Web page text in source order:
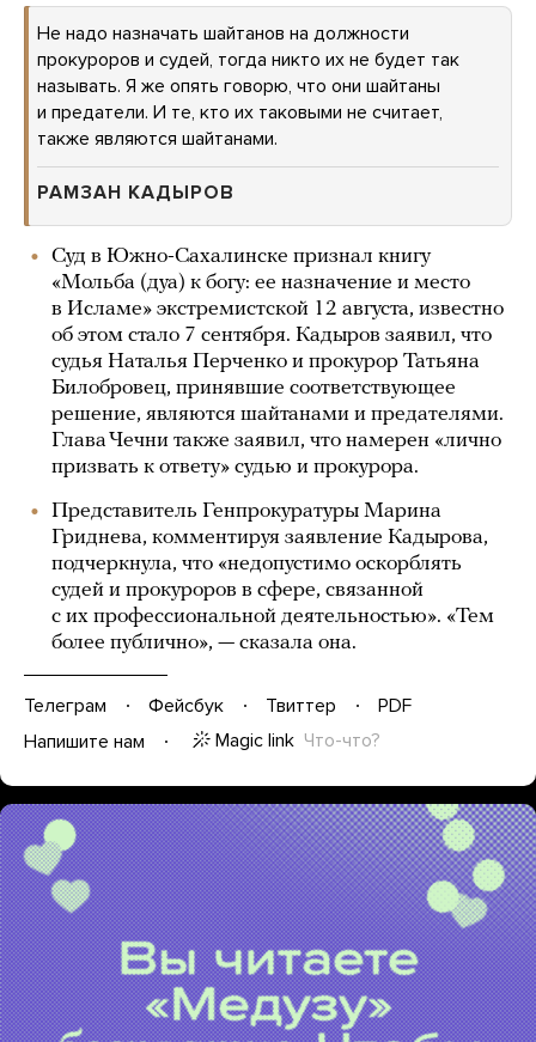
Не надо назначать шайтанов на должности
прокуроров и судей, тогда никто их не будет так
называть. Я же опять говорю, что они шайтаны
и предатели. И те, кто их таковыми не считает,
также являются шайтанами.
РАМЗАН КАДЫРОВ
Суд в Южно-Сахалинске признал книгу
«Мольба (дуа) к богу: ее назначение и место
в Исламе» экстремистской 12 августа, известно
об этом стало 7 сентября. Кадыров заявил, что
судья Наталья Перченко и прокурор Татьяна
Билобровец, принявшие соответствующее
решение, являются шайтанами и предателями.
Глава Чечни также заявил, что намерен «лично
призвать к ответу» судью и прокурора.
Представитель Генпрокуратуры Марина
Гриднева, комментируя заявление Кадырова,
подчеркнула, что «недопустимо оскорблять
судей и прокуроров в сфере, связанной
с их профессиональной деятельностью». «Тем
более публично», — сказала она.
Телеграм Фейсбук Твиттер
PDF
Напишите нам
Magic link Что-что?